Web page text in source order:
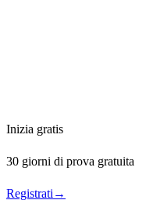
Inizia gratis
30 giorni di prova gratuita
Registrati→